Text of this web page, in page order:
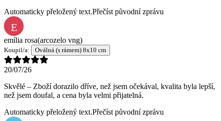
Automaticky přeložený text.Přečíst původní zprávu
E
emília rosa(arcozelo vng)
Koupil/a: Oválná (s rámem) 8x10 cm
20/07/26
Skvělé – Zboží dorazilo dříve, než jsem očekával, kvalita byla lepší,
než jsem doufal, a cena byla velmi přijatelná.
Automaticky přeložený text.Přečíst původní zprávu